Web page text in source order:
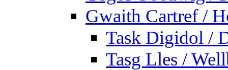
Gwaith Cartref /
Task Digidol /
Tasg Lles /